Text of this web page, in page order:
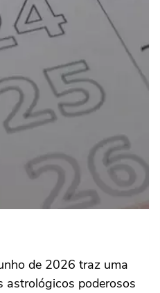
de 2026 traz uma
astrológicos poderosos